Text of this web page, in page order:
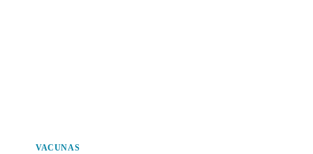
VACUNAS